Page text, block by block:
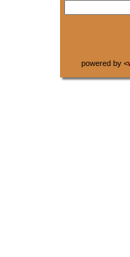
powered by <